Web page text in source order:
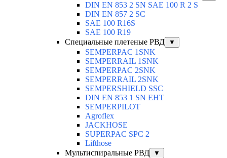
DIN EN 853 2 SN SAE 100 R 2 S
DIN EN 857 2 SC
SAE 100 R16S
SAE 100 R19
Специальные плетеные РВД
▼
SEMPERPAC 1SNK
SEMPERRAIL 1SNK
SEMPERPAC 2SNK
SEMPERRAIL 2SNK
SEMPERSHIELD SSC
DIN EN 853 1 SN EHT
SEMPERPILOT
Agroflex
JACKHOSE
SUPERPAC SPC 2
Lifthose
Мультиспиральные РВД
▼